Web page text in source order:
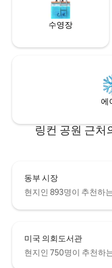
수영장
에
링컨 공원 근처
동부 시장
현지인 893명이 추천하
미국 의회도서관
현지인 750명이 추천하